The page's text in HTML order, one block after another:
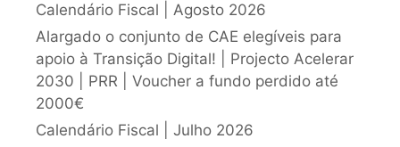
Calendário Fiscal | Agosto 2026
Alargado o conjunto de CAE elegíveis para
apoio à Transição Digital! | Projecto Acelerar
2030 | PRR | Voucher a fundo perdido até
2000€
Calendário Fiscal | Julho 2026